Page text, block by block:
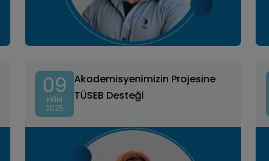
09
EKIM
2025
Akademisyenimizin Projesine
TÜSEB Desteği